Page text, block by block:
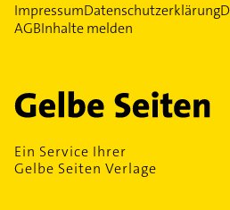
ImpressumDatenschutzerklärung
AGBInhalte melden
Ein Service Ihrer
Gelbe Seiten Verlage